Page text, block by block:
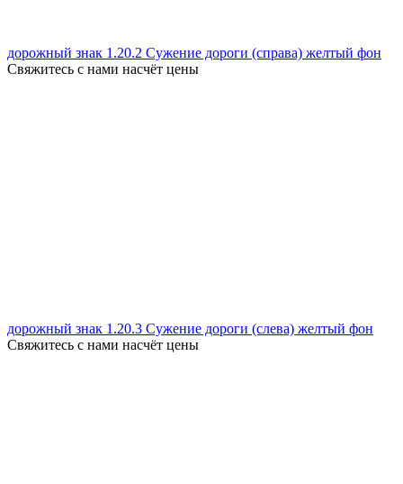
дорожный знак 1.20.2 Сужение дороги (справа) желтый фон
Свяжитесь с нами насчёт цены
дорожный знак 1.20.3 Сужение дороги (слева) желтый фон
Свяжитесь с нами насчёт цены